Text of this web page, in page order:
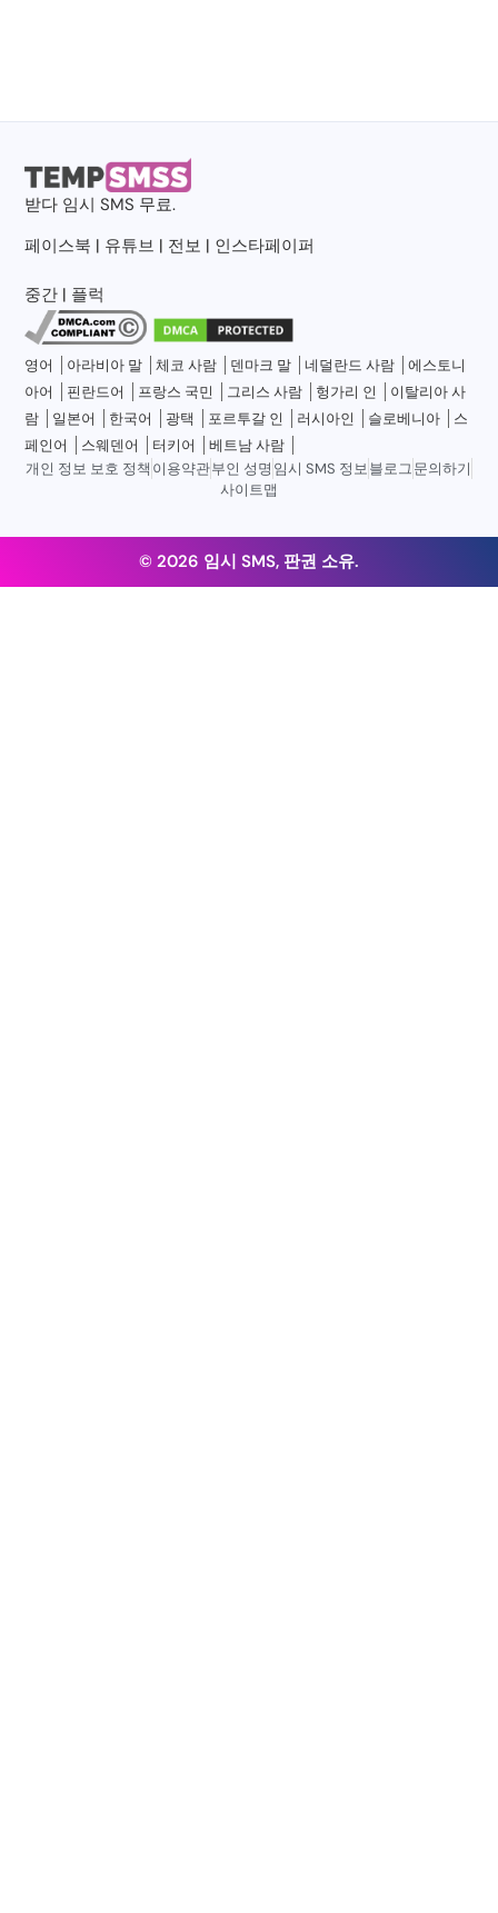
받다 임시 SMS 무료.
페이스북 | 유튜브 | 전보 | 인스타페이퍼
중간 | 플럭
영어 아라비아 말 체코 사람 덴마크 말 네덜란드 사람
에스토니
아어
핀란드어 프랑스 국민 그리스 사람 헝가리 인
이탈리아 사
람
일본어 한국어 광택 포르투갈 인 러시아인 슬로베니아
스
페인어
스웨덴어 터키어
베트남 사람
개인 정보 보호 정책 이용약관부인 성명 임시 SMS 정보블로그문의하기
사이트맵
© 2026 임시 SMS, 판권 소유.